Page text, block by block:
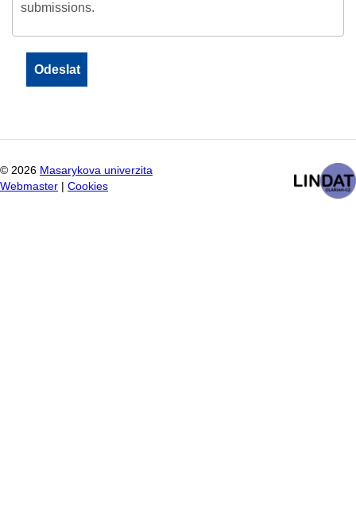
submissions.
© 2026 Masarykova univerzita
Webmaster
Cookies